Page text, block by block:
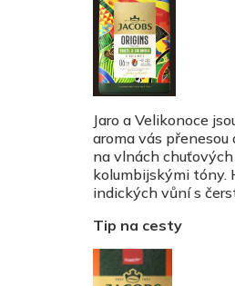
Jaro a Velikonoce
aroma vás
na vlnách
kolumbijskými tóny.
indických vůní s
Tip na cesty